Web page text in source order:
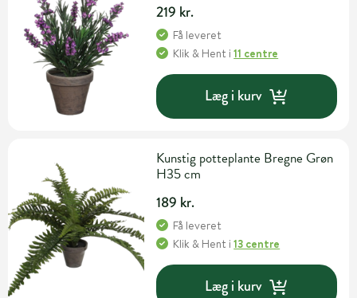
219 kr.
Få leveret
Klik & Hent i11 centre
Læg i kurv
Kunstig potteplante Bregne Grøn
H35 cm
189 kr.
Få leveret
Klik & Hent i13 centre
Læg i kurv